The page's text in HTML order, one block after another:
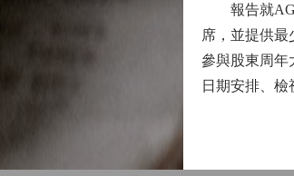
報告就AGM
席，並提供最
參與股東周年
日期安排、